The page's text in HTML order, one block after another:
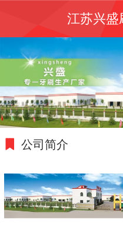
江苏兴盛
公司简介